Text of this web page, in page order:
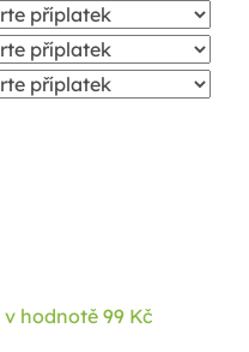
v hodnotě 99 Kč